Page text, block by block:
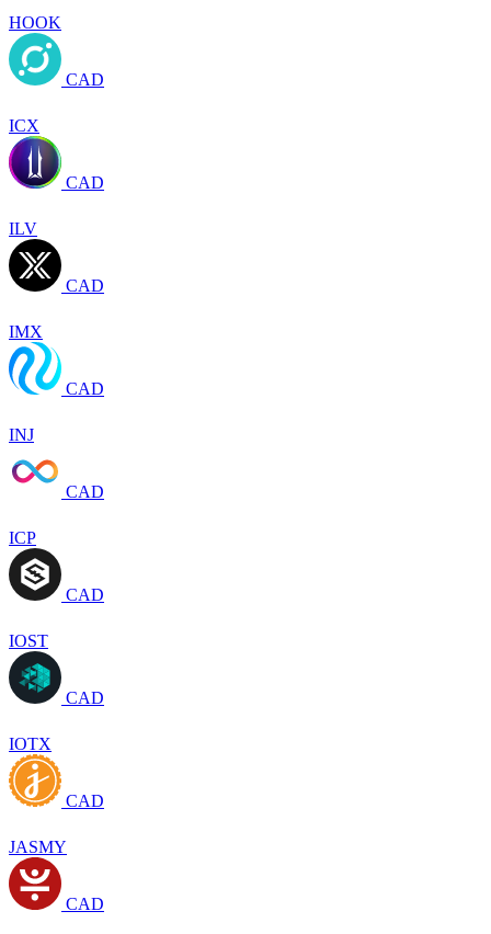
HOOK
CAD
ICX
CAD
ILV
CAD
IMX
CAD
INJ
CAD
ICP
CAD
IOST
CAD
IOTX
CAD
JASMY
CAD